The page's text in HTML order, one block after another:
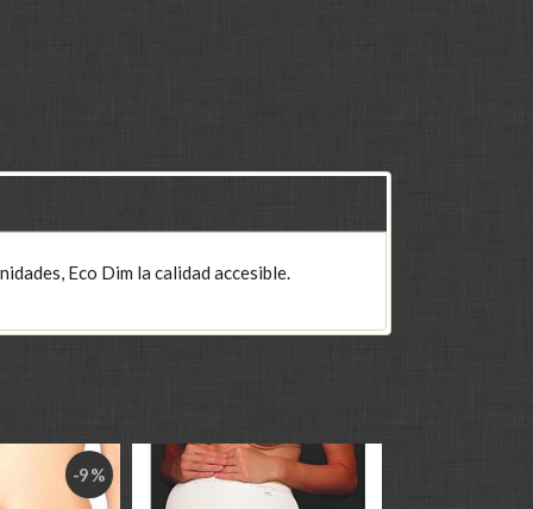
Eco Dim la calidad accesible.
-9 %